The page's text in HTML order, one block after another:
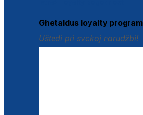
Ghetaldus loyalty program
Uštedi pri svakoj narudžbi!